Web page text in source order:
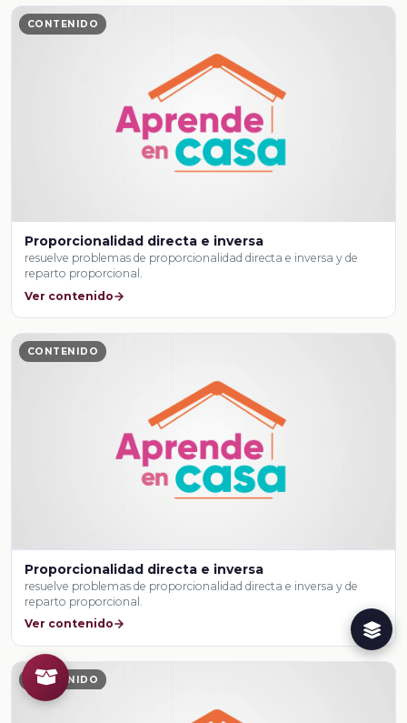
CONTENIDO
Proporcionalidad directa e inversa
resuelve problemas de proporcionalidad directa e inversa y de
reparto proporcional.
Ver contenido
CONTENIDO
Proporcionalidad directa e inversa
resuelve problemas de proporcionalidad directa e inversa y de
reparto proporcional.
Ver contenido
CONTENIDO